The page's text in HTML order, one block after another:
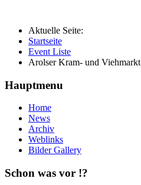
Aktuelle Seite:
Startseite
Event Liste
Arolser Kram- und Viehmarkt
Hauptmenu
Home
News
Archiv
Weblinks
Bilder Gallery
Schon was vor !?